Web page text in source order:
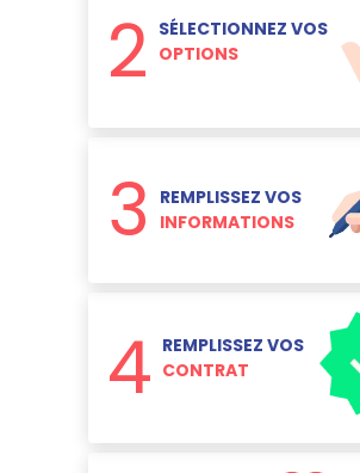
2 SÉLECTIONNEZ VOS
OPTIONS
3
REMPLISSEZ VOS
INFORMATIONS
4 REMPLISSEZ VOS
CONTRAT